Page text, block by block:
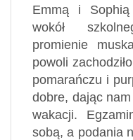
Emmą i Sophią
wokół
promienie
powoli
pomarańczu i
dobre, dając
wakacji.
sobą, a podania